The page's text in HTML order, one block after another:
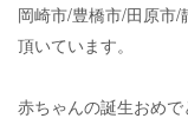
岡崎市/豊橋市/田原市
頂いています。
赤ちゃんの誕生おめで